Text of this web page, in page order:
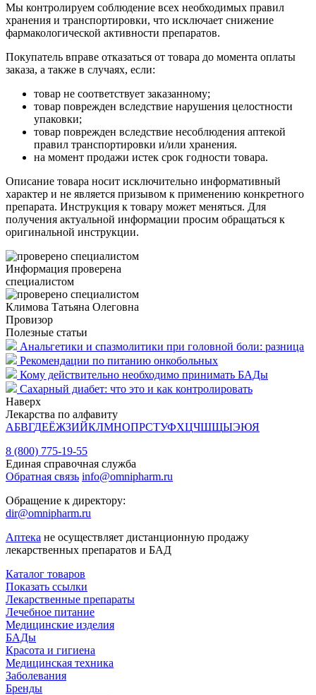
Мы контролируем соблюдение всех необходимых правил
хранения и транспортировки, что исключает снижение
фармакологической активности препаратов.
Покупатель вправе отказаться от товара до момента оплаты
заказа, а также в случаях, если:
товар не соответствует заказанному;
товар поврежден вследствие нарушения целостности
упаковки;
товар поврежден вследствие несоблюдения аптекой
правил транспортировки и/или хранения.
на момент продажи истек срок годности товара.
Описание товара носит исключительно информативный
характер и не является призывом к применению конкретного
препарата. Инструкция к товару может меняться. Для
получения актуальной информации просим обращаться к
оригинальной инструкции.
Информация проверена
специалистом
Климова Татьяна Олеговна
Провизор
Полезные статьи
Анальгетики и спазмолитики при головной боли: разница
Рекомендации по питанию онкобольных
Кому действительно необходимо принимать БАДы
Сахарный диабет: что это и как контролировать
Наверх
Лекарства по алфавиту
АБВГДЕЁЖЗИЙКЛМНОПРСТУФХЦЧШЩЫЭЮЯ
8 (800) 775-19-55
Единая справочная служба
Обратная связь info@omnipharm.ru
Обращение к директору:
dir@omnipharm.ru
Аптека не осуществляет дистанционную продажу
лекарственных препаратов и БАД
Каталог товаров
Показать ссылки
Лекарственные препараты
Лечебное питание
Медицинские изделия
БАДы
Красота и гигиена
Медицинская техника
Заболевания
Бренды